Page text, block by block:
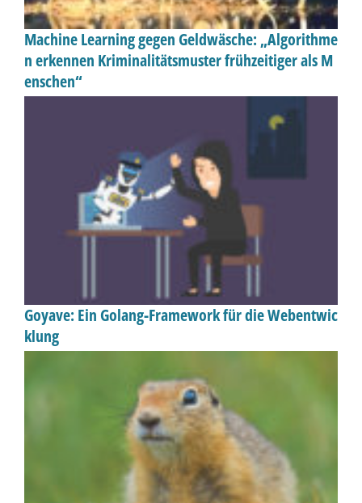
Machine Learning gegen Geldwäsche: „Algorithme
n erkennen Kriminalitätsmuster frühzeitiger als M
enschen“
Goyave: Ein Golang-Framework für die Webentwic
klung